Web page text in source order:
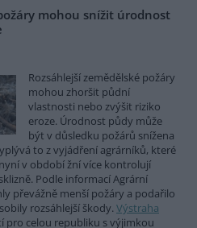
mohou snížit úrodnost
Rozsáhlejší zemědělské požáry
mohou zhoršit půdní
vlastnosti nebo zvýšit riziko
eroze. Úrodnost půdy může
být v důsledku požárů snížena
to z vyjádření agrárníků, které
v období žní více kontrolují
Podle informací Agrární
převážně menší požáry a podařilo
rozsáhlejší škody. Výstraha
pro celou republiku s výjimkou